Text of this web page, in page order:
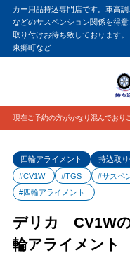
カー用品持込専門店です。車高
などのサスペンション関係を得
取り付けお待ち致しております
東郷町など
現在ご予約の方がかなり混んでおり
四輪アライメント 持込取
#CV1W
#TGS #サスペ
#四輪アライメント
デリカ CV1W
輪アライメント